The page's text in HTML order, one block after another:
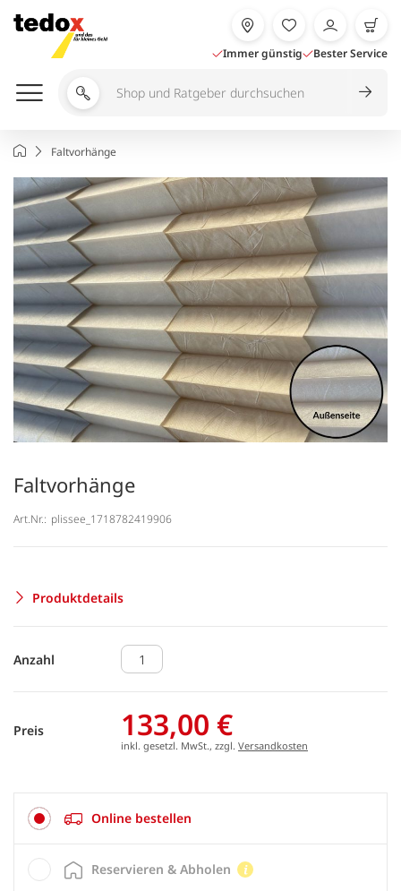
Inhalt
springen
Immer günstig Bester Service
Shop
durchsuchen
StartseiteFaltvorhänge
Faltvorhänge
Art.Nr.: plissee_1718782419906
Produktdetails
Anzahl
Preis 133,00 €
inkl. gesetzl. MwSt., zzgl. Versandkosten
Online bestellen
Reservieren & Abholen